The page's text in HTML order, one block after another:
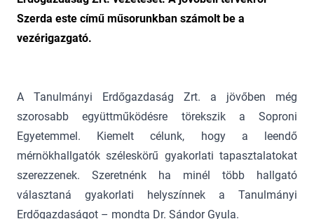
Szerda este című műsorunkban számolt be a
vezérigazgató.
A Tanulmányi Erdőgazdaság Zrt. a jövőben még
szorosabb együttműködésre törekszik a Soproni
Egyetemmel. Kiemelt célunk, hogy a leendő
mérnökhallgatók széleskörű gyakorlati tapasztalatokat
szerezzenek. Szeretnénk ha minél több hallgató
választaná gyakorlati helyszínnek a Tanulmányi
Erdőgazdaságot – mondta Dr. Sándor Gyula.